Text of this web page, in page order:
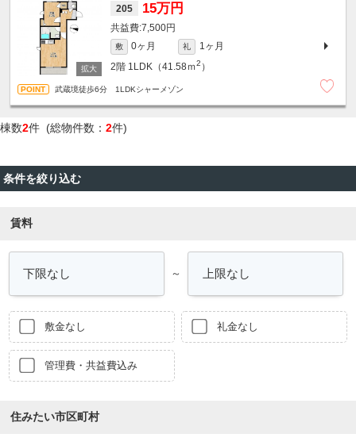
205 15万円
7,500円
敷 0ヶ月 礼
1ヶ月
2階 1LDK（41.58ｍ2 ）
武蔵境徒歩6分 1LDKシャーメゾン
棟数2件 (総物件数： 2件)
条件を絞り込む
賃料
～
敷金なし 礼金なし
管理費・共益費込み
住みたい市区町村